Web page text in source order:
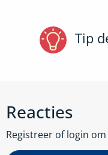
Tip
Reacties
Registreer of login